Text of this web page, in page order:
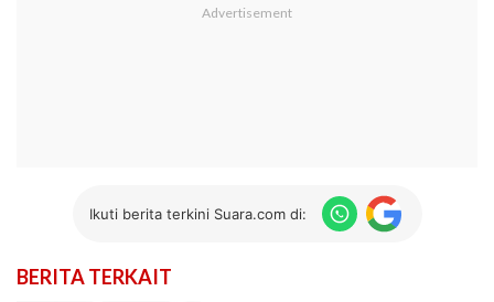
Ikuti berita terkini Suara.com di:
BERITA TERKAIT